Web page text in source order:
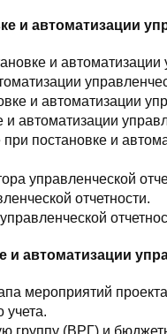
и автоматизации
и автоматизации
и автоматизации
автоматизации
постановке и
управленческой
отчетности.
и автоматизации
мероприятий
учета.